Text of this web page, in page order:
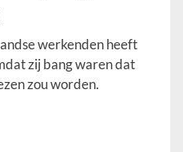
werkenden heeft
zij bang waren dat
zou worden.